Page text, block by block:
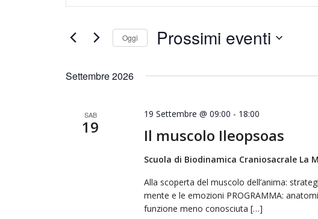
e
viste
Navigazione
Cerca
Eventi
Parola
Oggi Prossimi eventi
Settembre 2026
SAB
19 Il muscolo Ileopsoas
19 Settembre @ 09:00 - 18:00
Scuola di Biodinamica Craniosacrale La
Alla scoperta del muscolo dell’anima:
mente e le emozioni PROGRAMMA:
funzione meno conosciuta […]